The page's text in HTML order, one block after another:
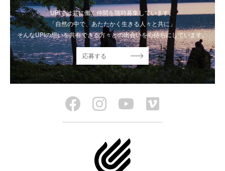
UPIでは共に働く仲間を随時募集しています。
「自然の中で、あたたかく生きる人々と共に」
そんなUPIの想いを共有できる方々との出会いを心待ちにしています。
応募する